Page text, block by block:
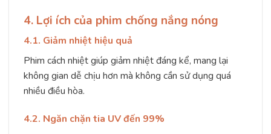
4. Lợi ích của phim chống nắng nóng
4.1. Giảm nhiệt hiệu quả
Phim cách nhiệt giúp giảm nhiệt đáng kể, mang lại
không gian dễ chịu hơn mà không cần sử dụng quá
nhiều điều hòa.
4.2. Ngăn chặn tia UV đến 99%